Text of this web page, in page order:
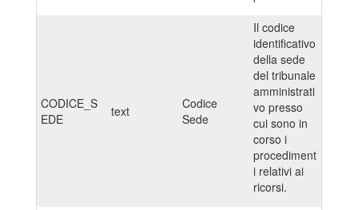
CODICE_S
EDE
text
Codice
Sede
Il codice
identificativo
della sede
del tribunale
amministrati
vo presso
cui sono in
corso i
procediment
i relativi ai
ricorsi.